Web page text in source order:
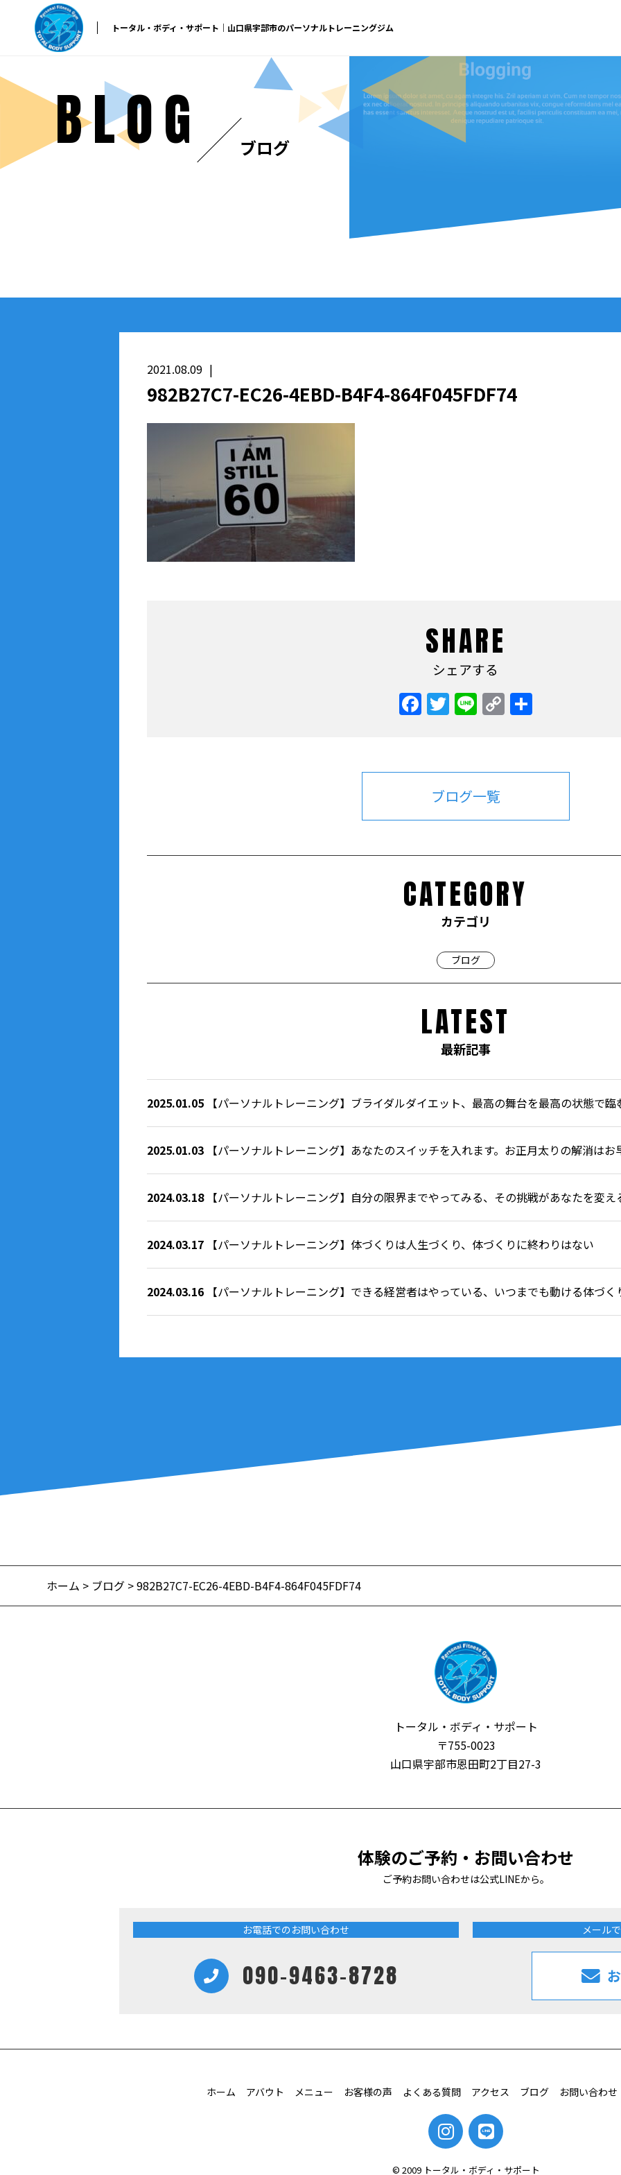
トータル・ボディ・サポート｜山口県宇部市のパーソナルトレーニングジム
BLOG ブログ
2021.08.09
982B27C7-EC26-4EBD-B4F4-864F045FDF74
SHARE
シェアする
Facebook
Twitter
LineCopy
Link
共
ブログ一覧
CATEGORY
カテゴリ
ブログ
LATEST
最新記事
2025.01.05【パーソナルトレーニング】ブライダルダイエット、最高の舞台を最高の状態で臨
2025.01.03【パーソナルトレーニング】あなたのスイッチを入れます。お正月太りの解消はお
2024.03.18【パーソナルトレーニング】自分の限界までやってみる、その挑戦があなたを変え
2024.03.17【パーソナルトレーニング】体づくりは人生づくり、体づくりに終わりはない
2024.03.16【パーソナルトレーニング】できる経営者はやっている、いつまでも動ける体づく
ホーム > ブログ > 982B27C7-EC26-4EBD-B4F4-864F045FDF74
トータル・ボディ・サポート
〒755-0023
山口県宇部市恩田町2丁目27-3
体験のご予約・お問い合わせ
ご予約お問い合わせは公式LINEから。
お電話でのお問い合わせ
090-9463-8728
メール
ホーム アバウト メニュー お客様の声 よくある質問 アクセス ブログ お問い合わせ
© 2009 トータル・ボディ・サポート